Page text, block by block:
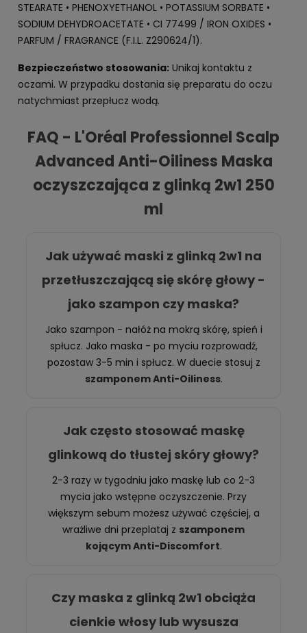
STEARATE • PHENOXYETHANOL • POTASSIUM SORBATE •
SODIUM DEHYDROACETATE • CI 77499 / IRON OXIDES •
PARFUM / FRAGRANCE (F.I.L. Z290624/1).
Bezpieczeństwo stosowania: Unikaj kontaktu z
oczami. W przypadku dostania się preparatu do oczu
natychmiast przepłucz wodą.
FAQ - L'Oréal Professionnel Scalp
Advanced Anti-Oiliness Maska
oczyszczająca z glinką 2w1 250
ml
Jak używać maski z glinką 2w1 na
przetłuszczającą się skórę głowy -
jako szampon czy maska?
Jako szampon - nałóż na mokrą skórę, spień i
spłucz. Jako maska - po myciu rozprowadź,
pozostaw 3-5 min i spłucz. W duecie stosuj z
szamponem Anti-Oiliness.
Jak często stosować maskę
glinkową do tłustej skóry głowy?
2-3 razy w tygodniu jako maskę lub co 2-3
mycia jako wstępne oczyszczenie. Przy
większym sebum możesz używać częściej, a
wrażliwe dni przeplataj z szamponem
kojącym Anti-Discomfort.
Czy maska z glinką 2w1 obciąża
cienkie włosy lub wysusza